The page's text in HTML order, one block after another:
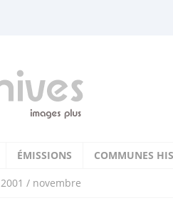
ÉMISSIONS COMMUNES
2001 / novembre